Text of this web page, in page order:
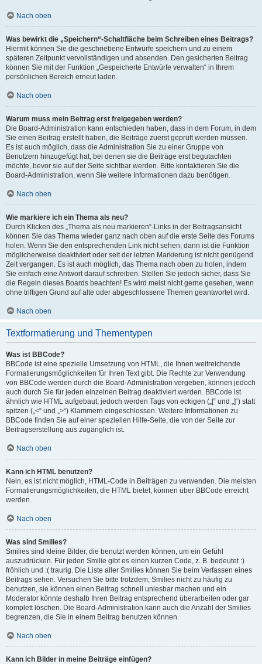
Nach oben
Was bewirkt die „Speichern“-Schaltfläche beim Schreiben eines Beitrags?
Hiermit können Sie die geschriebene Entwürfe speichern und zu einem
späteren Zeitpunkt vervollständigen und absenden. Den gesicherten Beitrag
können Sie mit der Funktion „Gespeicherte Entwürfe verwalten“ in Ihrem
persönlichen Bereich erneut laden.
Nach oben
Warum muss mein Beitrag erst freigegeben werden?
Die Board-Administration kann entschieden haben, dass in dem Forum, in dem
Sie einen Beitrag erstellt haben, die Beiträge zuerst geprüft werden müssen.
Es ist auch möglich, dass die Administration Sie zu einer Gruppe von
Benutzern hinzugefügt hat, bei denen sie die Beiträge erst begutachten
möchte, bevor sie auf der Seite sichtbar werden. Bitte kontaktieren Sie die
Board-Administration, wenn Sie weitere Informationen dazu benötigen.
Nach oben
Wie markiere ich ein Thema als neu?
Durch Klicken des „Thema als neu markieren“-Links in der Beitragsansicht
können Sie das Thema wieder ganz nach oben auf die erste Seite des Forums
holen. Wenn Sie den entsprechenden Link nicht sehen, dann ist die Funktion
möglicherweise deaktiviert oder seit der letzten Markierung ist nicht genügend
Zeit vergangen. Es ist auch möglich, das Thema nach oben zu holen, indem
Sie einfach eine Antwort darauf schreiben. Stellen Sie jedoch sicher, dass Sie
die Regeln dieses Boards beachten! Es wird meist nicht gerne gesehen, wenn
ohne triftigen Grund auf alte oder abgeschlossene Themen geantwortet wird.
Nach oben
Textformatierung und Thementypen
Was ist BBCode?
BBCode ist eine spezielle Umsetzung von HTML, die Ihnen weitreichende
Formatierungsmöglichkeiten für Ihren Text gibt. Die Rechte zur Verwendung
von BBCode werden durch die Board-Administration vergeben, können jedoch
auch durch Sie für jeden einzelnen Beitrag deaktiviert werden. BBCode ist
ähnlich wie HTML aufgebaut, jedoch werden Tags von eckigen („[“ und „]“) statt
spitzen („<“ und „>“) Klammern eingeschlossen. Weitere Informationen zu
BBCode finden Sie auf einer speziellen Hilfe-Seite, die von der Seite zur
Beitragserstellung aus zugänglich ist.
Nach oben
Kann ich HTML benutzen?
Nein, es ist nicht möglich, HTML-Code in Beiträgen zu verwenden. Die meisten
Formatierungsmöglichkeiten, die HTML bietet, können über BBCode erreicht
werden.
Nach oben
Was sind Smilies?
Smilies sind kleine Bilder, die benutzt werden können, um ein Gefühl
auszudrücken. Für jeden Smilie gibt es einen kurzen Code, z. B. bedeutet :)
fröhlich und :( traurig. Die Liste aller Smilies können Sie beim Verfassen eines
Beitrags sehen. Versuchen Sie bitte trotzdem, Smilies nicht zu häufig zu
benutzen, sie können einen Beitrag schnell unlesbar machen und ein
Moderator könnte deshalb Ihren Beitrag entsprechend überarbeiten oder gar
komplett löschen. Die Board-Administration kann auch die Anzahl der Smilies
begrenzen, die Sie in einem Beitrag benutzen können.
Nach oben
Kann ich Bilder in meine Beiträge einfügen?